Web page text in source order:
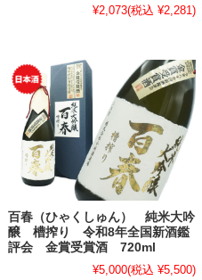
¥2,073(税込 ¥2,281)
百春（ひゃくしゅん） 純米大吟
醸 槽搾り 令和8年全国新酒鑑
評会 金賞受賞酒 720ml
¥5,000(税込 ¥5,500)